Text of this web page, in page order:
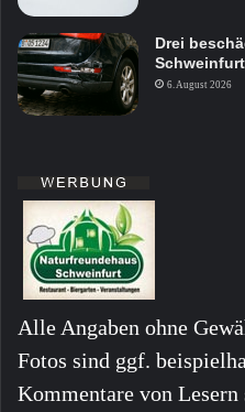
Drei
6. August 2026
Alle Angaben ohne
Fotos sind ggf.
Kommentare von